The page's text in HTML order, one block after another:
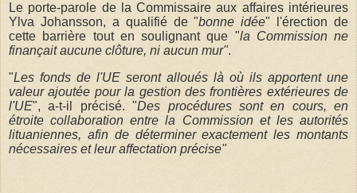
Le porte-parole de la Commissaire aux affaires intérieures
Ylva Johansson, a qualifié de "bonne idée" l'érection de
cette barrière tout en soulignant que "la Commission ne
finançait aucune clôture, ni aucun mur".
"Les fonds de l'UE seront alloués là où ils apportent une
valeur ajoutée pour la gestion des frontières extérieures de
l'UE", a-t-il précisé. "Des procédures sont en cours, en
étroite collaboration entre la Commission et les autorités
lituaniennes, afin de déterminer exactement les montants
nécessaires et leur affectation précise"